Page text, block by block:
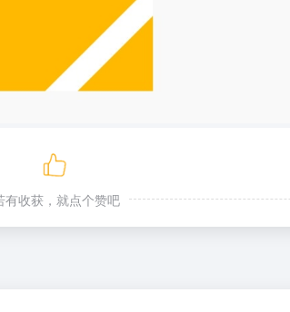
有收获，就点个赞吧